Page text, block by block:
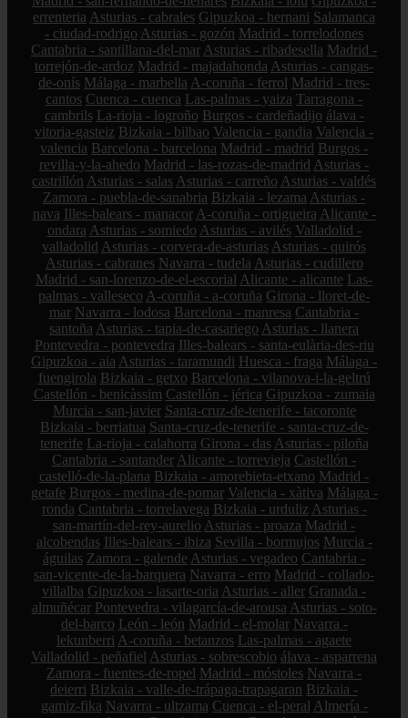
errenteria Asturias - cabrales Gipuzkoa - hernani Salamanca
- ciudad-rodrigo Asturias - gozón Madrid - torrelodones
Cantabria - santillana-del-mar Asturias - ribadesella Madrid -
torrejón-de-ardoz Madrid - majadahonda Asturias - cangas-
de-onís Málaga - marbella A-coruña - ferrol Madrid - tres-
cantos Cuenca - cuenca Las-palmas - yaiza Tarragona -
cambrils La-rioja - logroño Burgos - cardeñadijo álava -
vitoria-gasteiz Bizkaia - bilbao Valencia - gandia Valencia -
valencia Barcelona - barcelona Madrid - madrid Burgos -
revilla-y-la-ahedo Madrid - las-rozas-de-madrid Asturias -
castrillón Asturias - salas Asturias - carreño Asturias - valdés
Zamora - puebla-de-sanabria Bizkaia - lezama Asturias -
nava Illes-balears - manacor A-coruña - ortigueira Alicante -
ondara Asturias - somiedo Asturias - avilés Valladolid -
valladolid Asturias - corvera-de-asturias Asturias - quirós
Asturias - cabranes Navarra - tudela Asturias - cudillero
Madrid - san-lorenzo-de-el-escorial Alicante - alicante Las-
palmas - valleseco A-coruña - a-coruña Girona - lloret-de-
mar Navarra - lodosa Barcelona - manresa Cantabria -
santoña Asturias - tapia-de-casariego Asturias - llanera
Pontevedra - pontevedra Illes-balears - santa-eulària-des-riu
Gipuzkoa - aia Asturias - taramundi Huesca - fraga Málaga -
fuengirola Bizkaia - getxo Barcelona - vilanova-i-la-geltrú
Castellón - benicàssim Castellón - jérica Gipuzkoa - zumaia
Murcia - san-javier Santa-cruz-de-tenerife - tacoronte
Bizkaia - berriatua Santa-cruz-de-tenerife - santa-cruz-de-
tenerife La-rioja - calahorra Girona - das Asturias - piloña
Cantabria - santander Alicante - torrevieja Castellón -
castelló-de-la-plana Bizkaia - amorebieta-etxano Madrid -
getafe Burgos - medina-de-pomar Valencia - xàtiva Málaga -
ronda Cantabria - torrelavega Bizkaia - urduliz Asturias -
san-martín-del-rey-aurelio Asturias - proaza Madrid -
alcobendas Illes-balears - ibiza Sevilla - bormujos Murcia -
águilas Zamora - galende Asturias - vegadeo Cantabria -
san-vicente-de-la-barquera Navarra - erro Madrid - collado-
villalba Gipuzkoa - lasarte-oria Asturias - aller Granada -
almuñécar Pontevedra - vilagarcía-de-arousa Asturias - soto-
del-barco León - león Madrid - el-molar Navarra -
lekunberri A-coruña - betanzos Las-palmas - agaete
Valladolid - peñafiel Asturias - sobrescobio álava - asparrena
Zamora - fuentes-de-ropel Madrid - móstoles Navarra -
deierri Bizkaia - valle-de-trápaga-trapagaran Bizkaia -
gamiz-fika Navarra - ultzama Cuenca - el-peral Almería -